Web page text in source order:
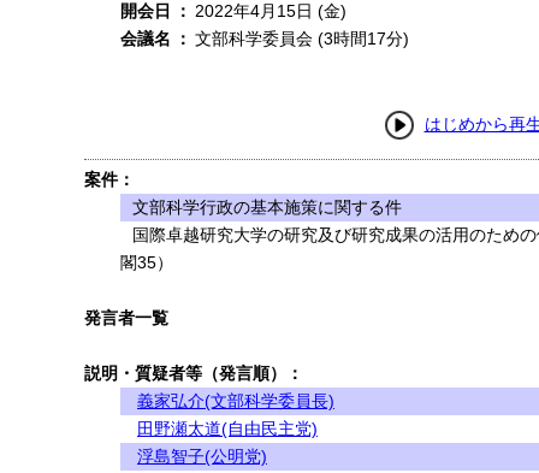
開会日 ： 2022年4月15日 (金)
会議名
： 文部科学委員会 (3時間17分)
はじめから再
案件：
文部科学行政の基本施策に関する件
国際卓越研究大学の研究及び研究成果の活用のため
閣35）
発言者一覧
説明・質疑者等（発言順）：
義家弘介(文部科学委員長)
田野瀬太道(自由民主党)
浮島智子(公明党)